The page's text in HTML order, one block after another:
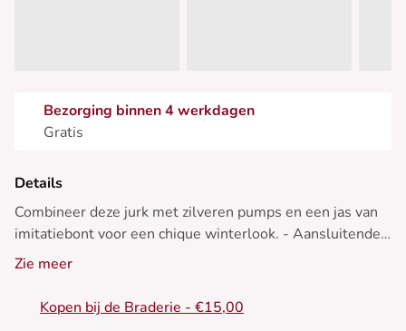
Bezorging binnen 4 werkdagen
Gratis
Details
Combineer deze jurk met zilveren pumps en een jas van
imitatiebont voor een chique winterlook. - Aansluitende
maxi-jurk - Asymmetrische drapering - Lange mouwen -
Zie meer
Kopen bij de Braderie - €15,00